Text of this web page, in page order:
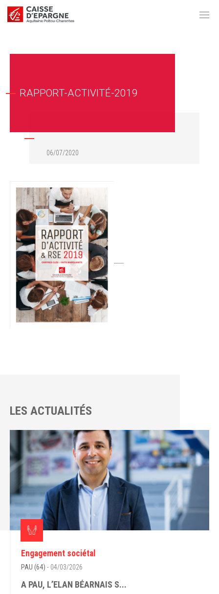
RAPPORT-ACTIVITÉ-2019
06/07/2020
LES ACTUALITÉS
Engagement sociétal
PAU (64) - 04/03/2026
A PAU, L’ELAN BÉARNAIS S...